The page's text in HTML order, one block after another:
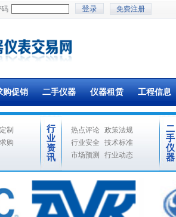
码 免费注册
购促销 二手仪器 仪器租赁 工程信息
制
购
行
业
资
讯
热点评论 政策法规
行业安全
技术标准
市场预测
行业动态
二
手
仪
器